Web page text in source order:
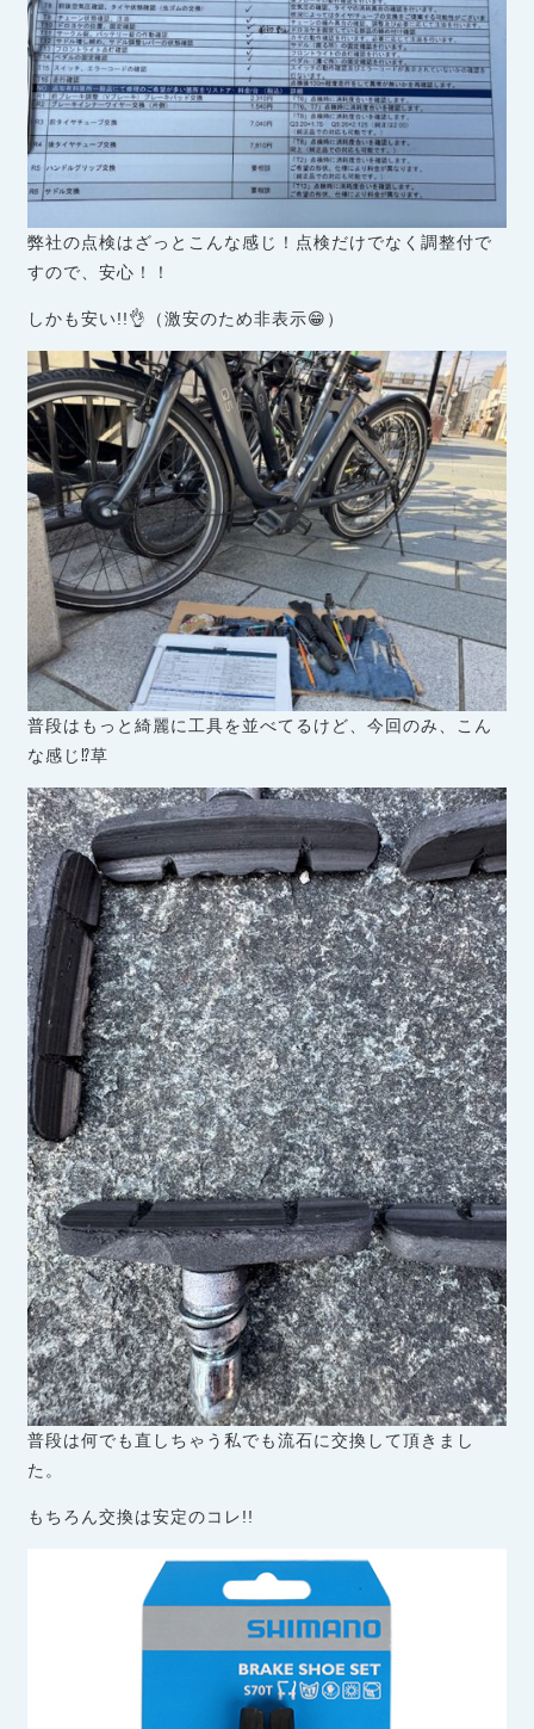
弊社の点検はざっとこんな感じ！点検だけでなく調整付で
すので、安心！！
しかも安い!!👌（激安のため非表示😁）
普段はもっと綺麗に工具を並べてるけど、今回のみ、こん
な感じ⁉草
普段は何でも直しちゃう私でも流石に交換して頂きまし
た。
もちろん交換は安定のコレ!!